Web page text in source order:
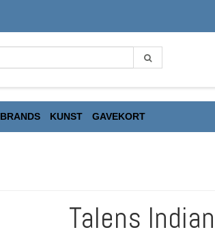
BRANDS KUNST GAVEKORT
Talens